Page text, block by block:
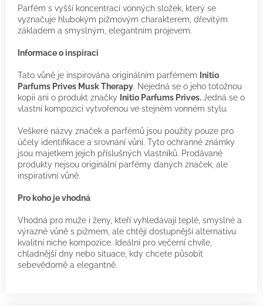
Parfém s vyšší koncentrací vonných složek, který se
vyznačuje hlubokým pižmovým charakterem, dřevitým
základem a smyslným, elegantním projevem.
Informace o inspiraci
Tato vůně je inspirována originálním parfémem Initio
Parfums Prives Musk Therapy. Nejedná se o jeho totožnou
kopii ani o produkt značky Initio Parfums Prives.Jedná se o
vlastní kompozici vytvořenou ve stejném vonném stylu.
Veškeré názvy značek a parfémů jsou použity pouze pro
účely identifikace a srovnání vůní. Tyto ochranné známky
jsou majetkem jejich příslušných vlastníků. Prodávané
produkty nejsou originální parfémy daných značek, ale
inspirativní vůně.
Pro koho je vhodná
Vhodná pro muže i ženy, kteří vyhledávají teplé, smyslné a
výrazné vůně s pižmem, ale chtějí dostupnější alternativu
kvalitní niche kompozice. Ideální pro večerní chvíle,
chladnější dny nebo situace, kdy chcete působit
sebevědomě a elegantně.